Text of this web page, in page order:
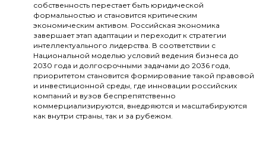
собственность перестает быть юридической
формальностью и становится критическим
экономическим активом. Российская экономика
завершает этап адаптации и переходит к стратегии
интеллектуального лидерства. В соответствии с
Национальной моделью условий ведения бизнеса до
2030 года и долгосрочными задачами до 2036 года,
приоритетом становится формирование такой правовой
и инвестиционной среды, где инновации российских
компаний и вузов беспрепятственно
коммерциализируются, внедряются и масштабируются
как внутри страны, так и за рубежом.